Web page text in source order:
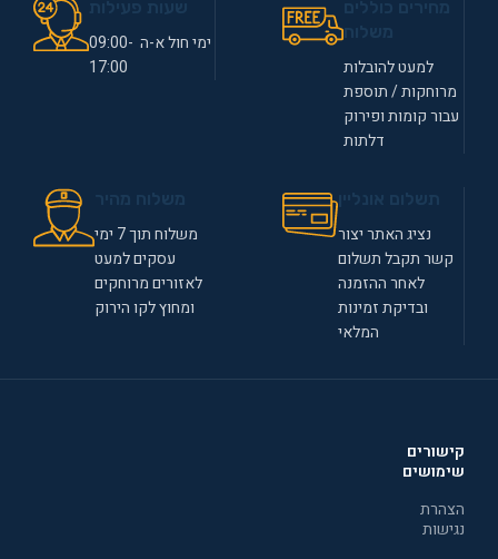
למעט להובלות
מרוחקות / תוספת
עבור קומות ופירוק
דלתות
ימי חול א-ה 09:00-
17:00
נציג האתר יצור
קשר תקבל תשלום
לאחר ההזמנה
ובדיקת זמינות
המלאי
משלוח תוך 7 ימי
עסקים למעט
לאזורים מרוחקים
ומחוץ לקו הירוק
קישורים
שימושים
הצהרת
נגישות